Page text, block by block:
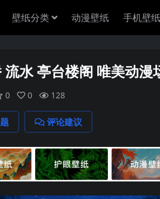
壁纸分类 动漫壁纸 手机壁纸
流水 亭台楼阁 唯美动漫
0 0 128
评论建议